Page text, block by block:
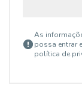
As
possa entrar
política de